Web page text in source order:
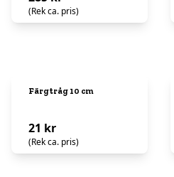
(Rek ca. pris)
Färgtråg 10 cm
21 kr
(Rek ca. pris)